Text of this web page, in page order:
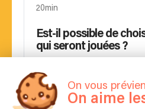
20min
Est-il possible de
qui seront jouées ?
Pouvez-vous
spécifique pour mon
On vous
On aime